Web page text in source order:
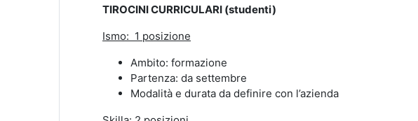
TIROCINI CURRICULARI (studenti)
Ismo: 1 posizione
Ambito: formazione
Partenza: da settembre
Modalità e durata da definire con l’azienda